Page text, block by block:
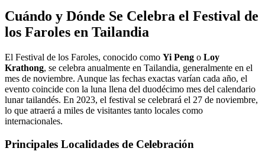
Cuándo y Dónde Se Celebra el Festival de
los Faroles en Tailandia
El Festival de los Faroles, conocido como Yi Peng o Loy
Krathong, se celebra anualmente en Tailandia, generalmente en el
mes de noviembre. Aunque las fechas exactas varían cada año, el
evento coincide con la luna llena del duodécimo mes del calendario
lunar tailandés. En 2023, el festival se celebrará el 27 de noviembre,
lo que atraerá a miles de visitantes tanto locales como
internacionales.
Principales Localidades de Celebración